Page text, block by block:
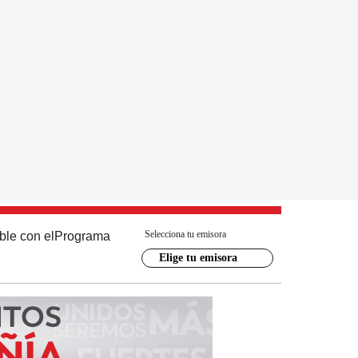
con el Programa Selecciona tu emisora
Elige tu emisora